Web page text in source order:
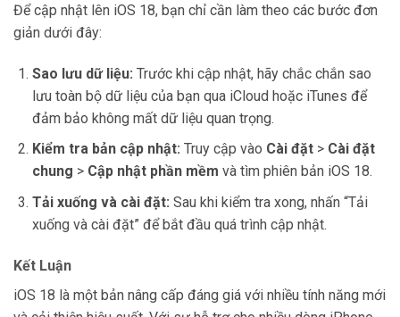
Để cập nhật lên iOS 18, bạn chỉ cần làm theo các bước đơn
giản dưới đây:
Sao lưu dữ liệu: Trước khi cập nhật, hãy chắc chắn sao
lưu toàn bộ dữ liệu của bạn qua iCloud hoặc iTunes để
đảm bảo không mất dữ liệu quan trọng.
Kiểm tra bản cập nhật: Truy cập vào Cài đặt> Cài đặt
chung > Cập nhật phần mềm và tìm phiên bản iOS 18.
Tải xuống và cài đặt: Sau khi kiểm tra xong, nhấn “Tải
xuống và cài đặt” để bắt đầu quá trình cập nhật.
Kết Luận
iOS 18 là một bản nâng cấp đáng giá với nhiều tính năng mới